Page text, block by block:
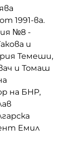
1991-ва.
№8 -
и
Темеши,
и Томаш
на БНР,
Емил